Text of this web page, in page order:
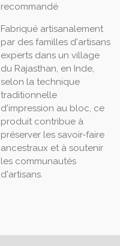
recommandé
Fabriqué artisanalement
par des familles d'artisans
experts dans un village
du Rajasthan, en Inde,
selon la technique
traditionnelle
d'impression au bloc, ce
produit contribue à
préserver les savoir-faire
ancestraux et à soutenir
les communautés
d'artisans.